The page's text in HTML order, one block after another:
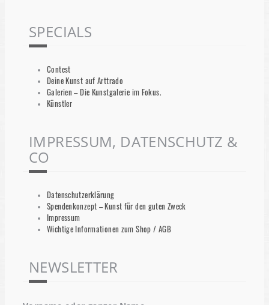
SPECIALS
Contest
Deine Kunst auf Arttrado
Galerien – Die Kunstgalerie im Fokus.
Künstler
IMPRESSUM, DATENSCHUTZ &
CO
Datenschutzerklärung
Spendenkonzept – Kunst für den guten Zweck
Impressum
Wichtige Informationen zum Shop / AGB
NEWSLETTER